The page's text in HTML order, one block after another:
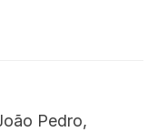
Pedro,